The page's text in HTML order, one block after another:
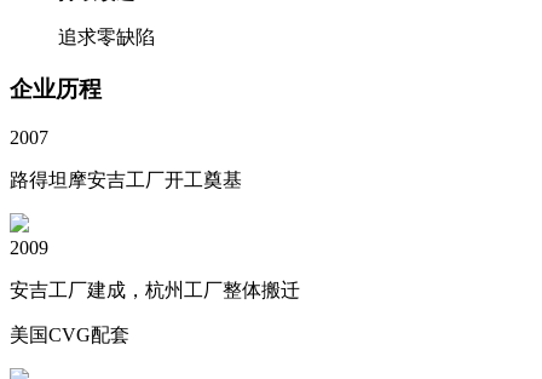
追求零缺陷
企业历程
2007
路得坦摩安吉工厂开工奠基
2009
安吉工厂建成，杭州工厂整体搬迁
美国CVG配套